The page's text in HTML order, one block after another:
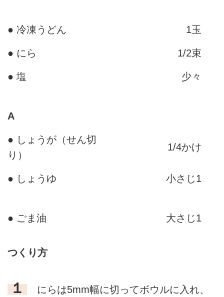
● 冷凍うどん 1玉
● にら 1/2束
● 塩 少々
A
● しょうが（せん切
り）
1/4かけ
● しょうゆ 小さじ1
● ごま油 大さじ1
つくり方
１
にらは5mm幅に切ってボウルに入れ、